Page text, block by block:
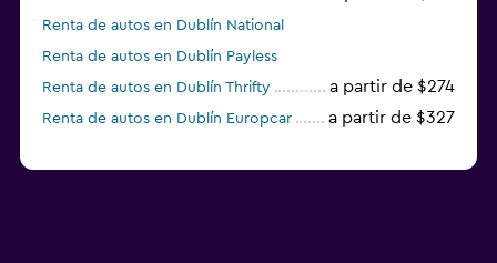
Renta de autos en Dublín National
Renta de autos en Dublín Payless
Renta de autos en Dublín Thrifty
a partir de $274
Renta de autos en Dublín Europcar a partir de $327